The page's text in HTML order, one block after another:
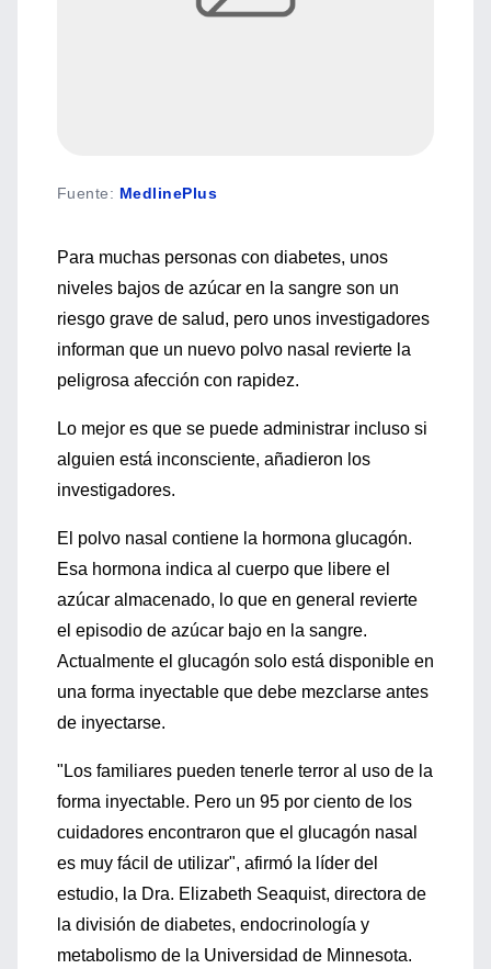
Fuente: MedlinePlus
Para muchas personas con diabetes, unos
niveles bajos de azúcar en la sangre son un
riesgo grave de salud, pero unos investigadores
informan que un nuevo polvo nasal revierte la
peligrosa afección con rapidez.
Lo mejor es que se puede administrar incluso si
alguien está inconsciente, añadieron los
investigadores.
El polvo nasal contiene la hormona glucagón.
Esa hormona indica al cuerpo que libere el
azúcar almacenado, lo que en general revierte
el episodio de azúcar bajo en la sangre.
Actualmente el glucagón solo está disponible en
una forma inyectable que debe mezclarse antes
de inyectarse.
"Los familiares pueden tenerle terror al uso de la
forma inyectable. Pero un 95 por ciento de los
cuidadores encontraron que el glucagón nasal
es muy fácil de utilizar", afirmó la líder del
estudio, la Dra. Elizabeth Seaquist, directora de
la división de diabetes, endocrinología y
metabolismo de la Universidad de Minnesota.